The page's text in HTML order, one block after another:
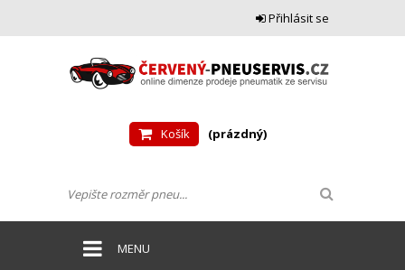
Přihlásit se
Košík (prázdný)
MENU